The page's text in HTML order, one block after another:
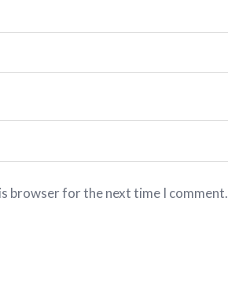
browser for the next time I comment.